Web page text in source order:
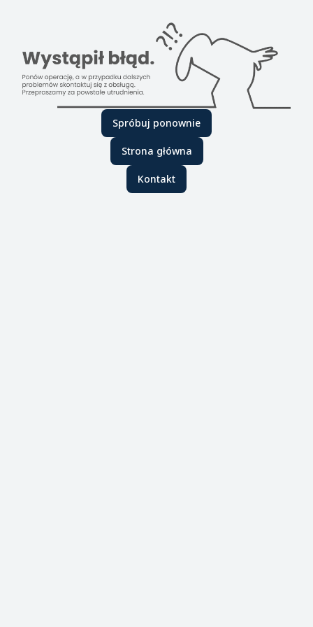
Spróbuj ponownie
Strona główna
Kontakt